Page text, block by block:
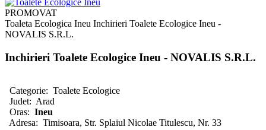
PROMOVAT
Toaleta Ecologica Ineu Inchirieri Toalete Ecologice Ineu -
NOVALIS S.R.L.
Inchirieri Toalete Ecologice Ineu - NOVALIS S.R.L.
Categorie: Toalete Ecologice
Judet: Arad
Oras: Ineu
Adresa: Timisoara, Str. Splaiul Nicolae Titulescu, Nr. 33